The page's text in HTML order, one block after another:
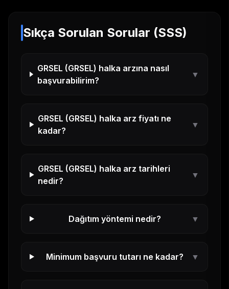
Sıkça Sorulan Sorular (SSS)
GRSEL (GRSEL) halka arzına nasıl
başvurabilirim?
▼
GRSEL (GRSEL) halka arz fiyatı ne
kadar?
▼
GRSEL (GRSEL) halka arz tarihleri
nedir?
▼
Dağıtım yöntemi nedir? ▼
Minimum başvuru tutarı ne kadar? ▼